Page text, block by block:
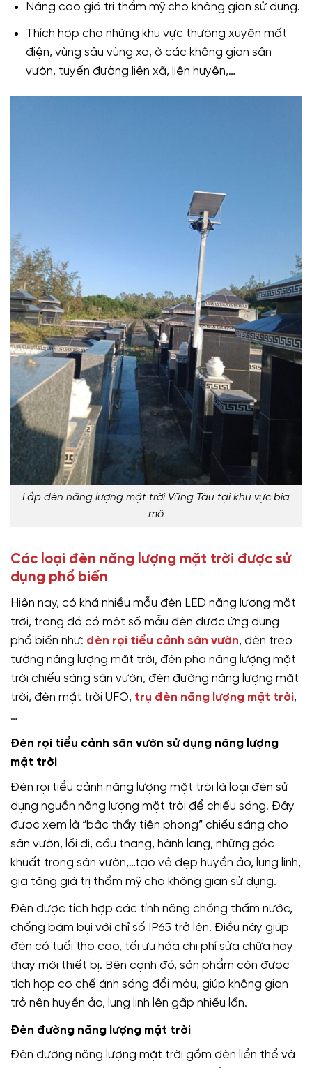
Nâng cao giá trị thẩm mỹ cho không gian sử dụng.
Thích hợp cho những khu vực thường xuyên mất
điện, vùng sâu vùng xa, ở các không gian sân
vườn, tuyến đường liên xã, liên huyện,…
Lắp đèn năng lượng mặt trời Vũng Tàu tại khu vực bia
mộ
Các loại đèn năng lượng mặt trời được sử
dụng phổ biến
Hiện nay, có khá nhiều mẫu đèn LED năng lượng mặt
trời, trong đó có một số mẫu đèn được ứng dụng
phổ biến như: đèn rọi tiểu cảnh sân vườn, đèn treo
tường năng lượng mặt trời, đèn pha năng lượng mặt
trời chiếu sáng sân vườn, đèn đường năng lượng mặt
trời, đèn mặt trời UFO, trụ đèn năng lượng mặt trời,
…
Đèn rọi tiểu cảnh sân vườn sử dụng năng lượng
mặt trời
Đèn rọi tiểu cảnh năng lượng mặt trời là loại đèn sử
dụng nguồn năng lượng mặt trời để chiếu sáng. Đây
được xem là “bậc thầy tiên phong” chiếu sáng cho
sân vườn, lối đi, cầu thang, hành lang, những góc
khuất trong sân vườn,…tạo vẻ đẹp huyền ảo, lung linh,
gia tăng giá trị thẩm mỹ cho không gian sử dụng.
Đèn được tích hợp các tính năng chống thấm nước,
chống bám bụi với chỉ số IP65 trở lên. Điều này giúp
đèn có tuổi thọ cao, tối ưu hóa chi phí sửa chữa hay
thay mới thiết bị. Bên cạnh đó, sản phẩm còn được
tích hợp cơ chế ánh sáng đổi màu, giúp không gian
trở nên huyền ảo, lung linh lên gấp nhiều lần.
Đèn đường năng lượng mặt trời
Đèn đường năng lượng mặt trời gồm đèn liền thể và